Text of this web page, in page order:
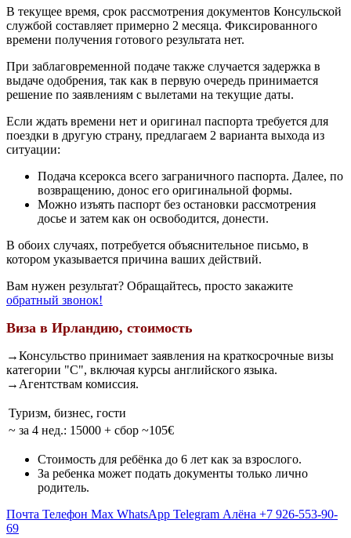
В текущее время, срок рассмотрения документов Консульской
службой составляет примерно 2 месяца. Фиксированного
времени получения готового результата нет.
При заблаговременной подаче также случается задержка в
выдаче одобрения, так как в первую очередь принимается
решение по заявлениям с вылетами на текущие даты.
Если ждать времени нет и оригинал паспорта требуется для
поездки в другую страну, предлагаем 2 варианта выхода из
ситуации:
Подача ксерокса всего заграничного паспорта. Далее, по
возвращению, донос его оригинальной формы.
Можно изъять паспорт без остановки рассмотрения
досье и затем как он освободится, донести.
В обоих случаях, потребуется объяснительное письмо, в
котором указывается причина ваших действий.
Вам нужен результат? Обращайтесь, просто закажите
обратный звонок!
Виза в Ирландию, стоимость
→Консульство принимает заявления на краткосрочные визы
категории "C", включая курсы английского языка.
→Агентствам комиссия.
Туризм, бизнес, гости
~ за 4 нед.: 15000 + сбор ~105€
Стоимость для ребёнка до 6 лет как за взрослого.
За ребенка может подать документы только лично
родитель.
Почта Телефон Max WhatsApp Telegram Алёна +7 926-553-90-
69